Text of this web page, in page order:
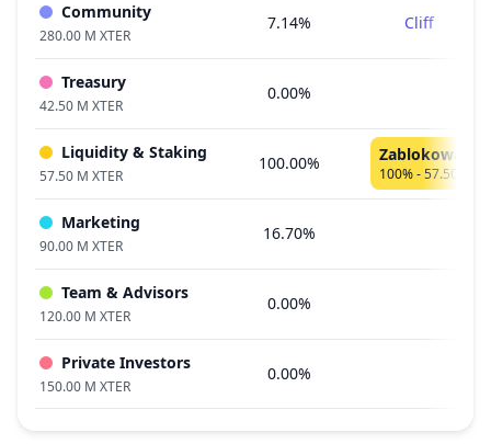
Community
280.00 M XTER
7.14% Cliff
Treasury
42.50 M XTER
0.00%
Liquidity & Staking
57.50 M XTER
100.00% Zablokowane
100% - 57.50 M
Marketing
90.00 M XTER
16.70%
Team & Advisors
120.00 M XTER
0.00%
Private Investors
150.00 M XTER
0.00%